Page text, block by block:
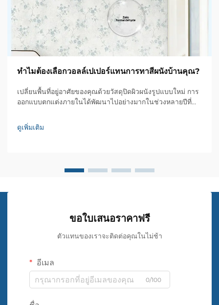
ทำไมต้องเลือกวอลล์เปเปอร์แทนการทาสีผนังบ้านคุณ?
เปลี่ยนพื้นที่อยู่อาศัยของคุณด้วยวัสดุปิดผิวผนังรูปแบบใหม่ การ
ออกแบบตกแต่งภายในได้พัฒนาไปอย่างมากในช่วงหลายปีที่
คือ ผ้าติดผนัง ทางเลือกอันทันสมัยนี้ซึ่งเป็นทางเลือกแทนสีทั่วไป
มอบความหรูหรา...
ดูเพิ่มเติม
ขอใบเสนอราคาฟรี
ตัวแทนของเราจะติดต่อคุณในไม่ช้า
อีเมล
0/100